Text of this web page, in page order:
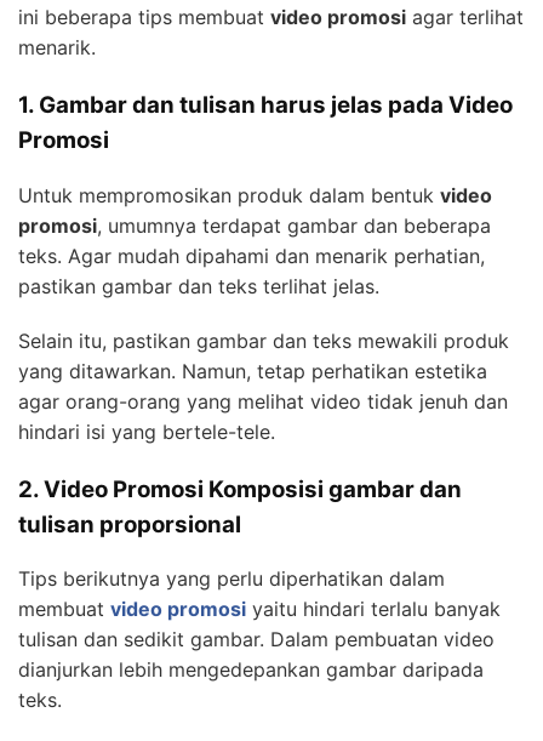
ini beberapa tips membuat video promosi agar terlihat
menarik.
1. Gambar dan tulisan harus jelas pada Video
Promosi
Untuk mempromosikan produk dalam bentuk video
promosi, umumnya terdapat gambar dan beberapa
teks. Agar mudah dipahami dan menarik perhatian,
pastikan gambar dan teks terlihat jelas.
Selain itu, pastikan gambar dan teks mewakili produk
yang ditawarkan. Namun, tetap perhatikan estetika
agar orang-orang yang melihat video tidak jenuh dan
hindari isi yang bertele-tele.
2. Video Promosi Komposisi gambar dan
tulisan proporsional
Tips berikutnya yang perlu diperhatikan dalam
membuat video promosi yaitu hindari terlalu banyak
tulisan dan sedikit gambar. Dalam pembuatan video
dianjurkan lebih mengedepankan gambar daripada
teks.